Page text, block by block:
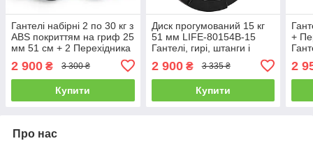
Гантелі набірні 2 по 30 кг з
ABS покриттям на гриф 25
мм 51 см + 2 Перехідника
2 900 ₴ 3 300 ₴
Купити
Диск прогумований 15 кг
51 мм LIFE-80154B-15
Гантелі, гирі, штанги і
2 900₴ 3 335 ₴
Купити
+
2
Про нас